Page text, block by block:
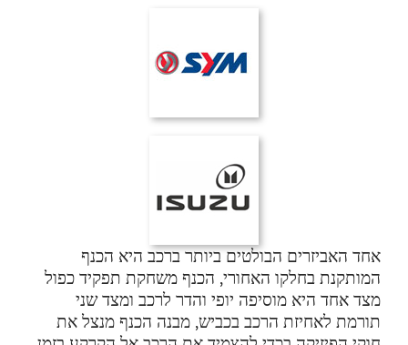
אחד האביזרים הבולטים ביותר ברכב היא הכנף
המותקנת בחלקו האחורי, הכנף משחקת תפקיד כפול
מצד אחד היא מוסיפה יופי והדר לרכב ומצד שני
תורמת לאחיזת הרכב בכביש, מבנה הכנף מנצל את